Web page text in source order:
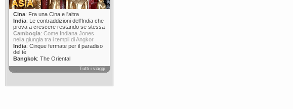
Cina: Fra una Cina e l'altra
India: Le contraddizioni dell'India che
prova a crescere restando se stessa
Cambogia: Come Indiana Jones
nella giungla tra i templi di Angkor
India: Cinque fermate per il paradiso
del tè
Bangkok: The Oriental
Tutti i viaggi